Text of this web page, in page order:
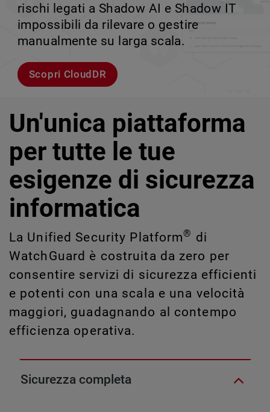
velocità.
Esplora i modelli
rischi legati a Shadow AI e Shadow IT
impossibili da rilevare o gestire
manualmente su larga scala.
Scopri CloudDR
tuo team può crescere senza perdere il
controllo.
scalabile.
Scopri WatchGuard EDR
Un'unica piattaforma
per tutte le tue
esigenze di sicurezza
informatica
La Unified Security Platform® di
WatchGuard è costruita da zero per
consentire servizi di sicurezza efficienti
e potenti con una scala e una velocità
maggiori, guadagnando al contempo
efficienza operativa.
Sicurezza completa